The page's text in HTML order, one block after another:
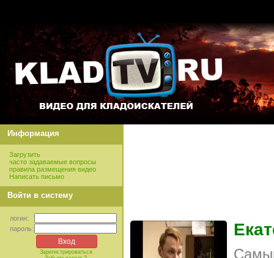
Информация
Загрузить
часто задаваемые вопросы
правила размещения видео
Написать письмо
Войти в систему
логин:
пароль:
Зарегистрироваться